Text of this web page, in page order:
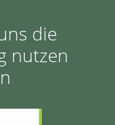
die
nutzen